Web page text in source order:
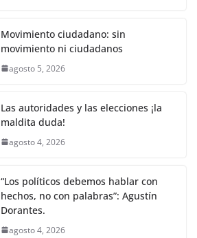
s
A
p
y
Li
k
gr
a
e
Movimiento ciudadano: sin
movimiento ni ciudadanos
agosto 5, 2026
Las autoridades y las elecciones ¡la
maldita duda!
agosto 4, 2026
“Los políticos debemos hablar con
hechos, no con palabras”: Agustín
Dorantes.
agosto 4, 2026